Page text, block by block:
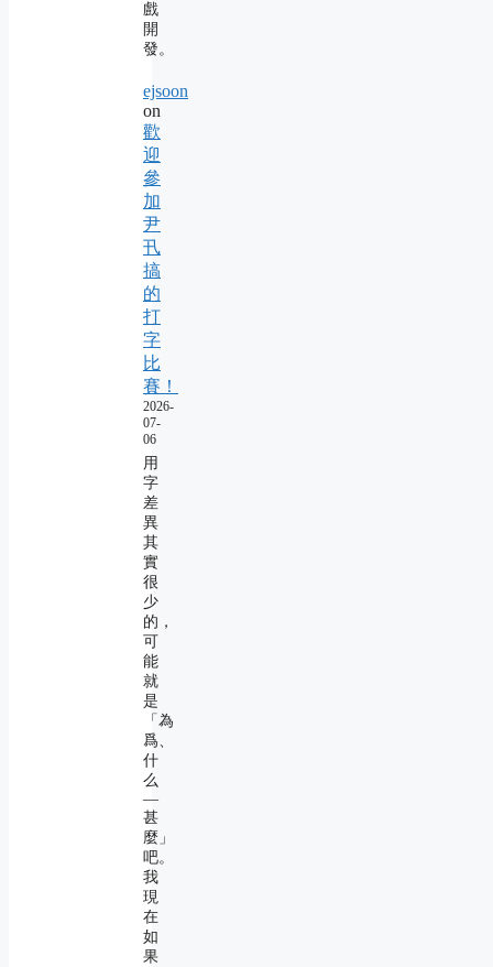
戲
開
發。
ejsoon
on
歡
迎
參
加
尹
卂
搞
的
打
字
比
賽！
2026-
07-
06
用
字
差
異
其
實
很
少
的，
可
能
就
是
「為
爲、
什
么
―
甚
麼」
吧。
我
現
在
如
果